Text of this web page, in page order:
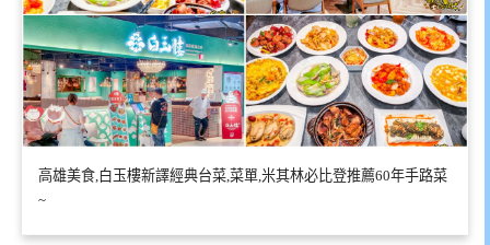
高雄美食,白玉樓新譯經典台菜,菜單,米其林必比登推薦60年手路菜
~